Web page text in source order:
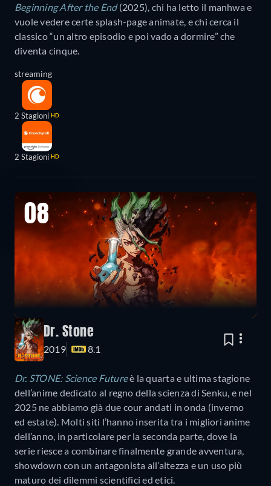
Beginning After the End(2025), chi ha letto il manhwa e
vuole vedere certe splash-page animate, e chi cerca il
classico “un altro episodio e poi vado a dormire” che
diventa cinque.
streaming
2 Stagioni HD
2 Stagioni HD
08
Dr. Stone
2019 8.1
Dr. STONE: Science Futureè la quarta e ultima stagione
dell’anime dedicato al regno della scienza di Senku, e nel
2025 ne abbiamo già due cour andati in onda (inverno
ed estate). Molti siti l’hanno inserita tra i migliori anime
dell’anno, in particolare per la seconda parte, dove la
serie riesce a combinare finalmente grande avventura,
showdown con un antagonista all’altezza e un uso più
maturo dei dilemmi scientifici ed etici.